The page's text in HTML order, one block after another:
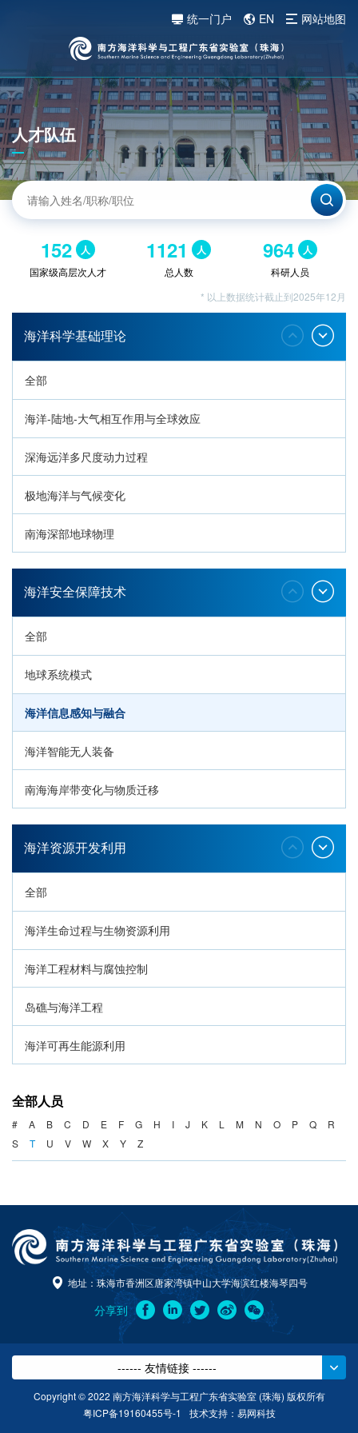
统一门户 EN 网站地图
人才队伍
152 人
国家级高层次人才
1121 人
总人数
964 人
科研人员
* 以上数据统计截止到2025年12月
海洋科学基础理论
全部
海洋-陆地-大气相互作用与全球效应
深海远洋多尺度动力过程
极地海洋与气候变化
南海深部地球物理
深海生命与生态过程
海洋安全保障技术
全部
地球系统模式
海洋信息感知与融合
海洋智能无人装备
南海海岸带变化与物质迁移
环南海地质过程与灾害响应
海洋资源开发利用
全部
海洋生命过程与生物资源利用
海洋工程材料与腐蚀控制
岛礁与海洋工程
海洋可再生能源利用
海洋产业与政策
海洋可持续发展
全部人员
# A B C D E F G H I J K L M N O P Q
R
S
T U V W X Y Z
地址：珠海市香洲区唐家湾镇中山大学海滨红楼海琴四号
分享到
------ 友情链接 ------
Copyright © 2022 南方海洋科学与工程广东省实验室 (珠海) 版权所有
粤ICP备19160455号-1
技术支持： 易网科技